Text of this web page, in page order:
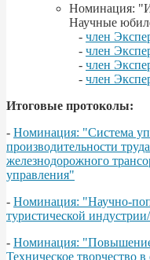
Номинация:
Научные
- член
- член
- член
- член
Итоговые протоколы:
- Номинация: "Система
производительности
железнодорожного
управления"
- Номинация: "Научно-
туристической
- Номинация: "Повышение
Техническое творчество